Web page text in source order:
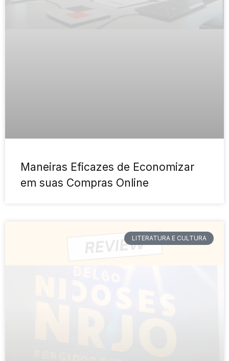
Maneiras Eficazes de Economizar
em suas Compras Online
LITERATURA E CULTURA